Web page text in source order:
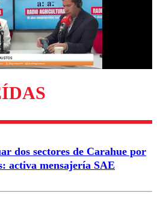
Enviar comentario
dos sectores de Carahue por
activa mensajería SAE